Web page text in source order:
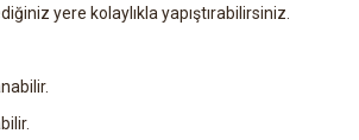
yere kolaylıkla yapıştırabilirsiniz.